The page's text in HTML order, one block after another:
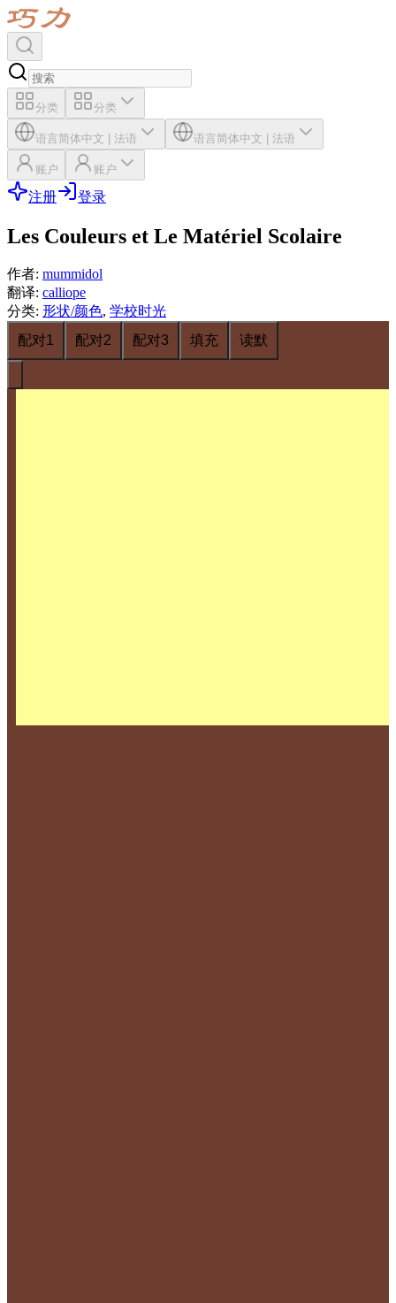
分类 分类
语言简体中文 | 法语 语言简体中文 | 法语
账户 账户
注册 登录
Les Couleurs et Le Matériel Scolaire
作者: mummidol
翻译: calliope
分类: 形状/颜色, 学校时光
配对1
配对2 配对3 填充 读默